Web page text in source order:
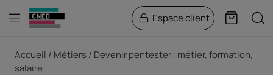
Menu Espace client Panier
Accueil Métiers
Devenir pentester : métier, formation,
salaire